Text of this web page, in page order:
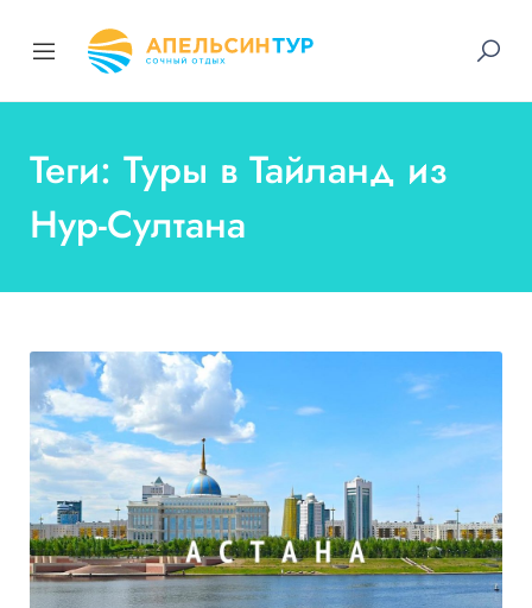
Теги: Туры в Тайланд из
Нур-Султана